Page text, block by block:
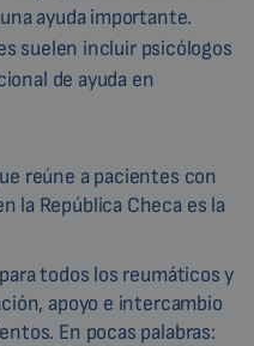
ayuda importante.
suelen incluir psicólogos
de ayuda en
reúne a pacientes con
la República Checa es la
todos los reumáticos y
apoyo e intercambio
En pocas palabras: